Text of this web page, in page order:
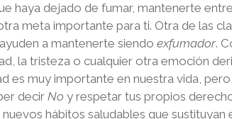
haya dejado de fumar, mantenerte
meta importante para ti. Otra de las
a mantenerte siendo exfumador.
la tristeza o cualquier otra emoción
es muy importante en nuestra vida,
decir No y respetar tus propios
hábitos saludables que